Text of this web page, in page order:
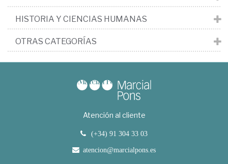
HISTORIA Y CIENCIAS HUMANAS
OTRAS CATEGORÍAS
Atención al cliente
(+34) 91 304 33 03
atencion@marcialpons.es